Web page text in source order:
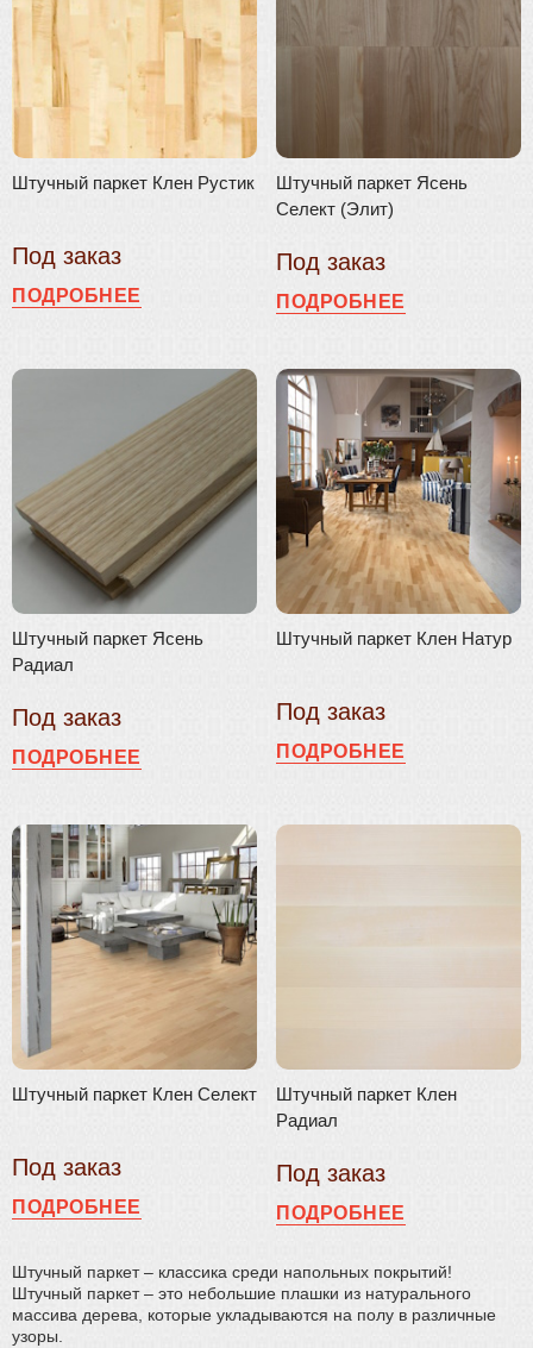
Штучный паркет Клен Рустик
Под заказ
ПОДРОБНЕЕ
Штучный паркет Ясень
Селект (Элит)
Под заказ
ПОДРОБНЕЕ
Штучный паркет Ясень
Радиал
Под заказ
ПОДРОБНЕЕ
Штучный паркет Клен Натур
Под заказ
ПОДРОБНЕЕ
Штучный паркет Клен Селект
Под заказ
ПОДРОБНЕЕ
Штучный паркет Клен
Радиал
Под заказ
ПОДРОБНЕЕ
Штучный паркет – классика среди напольных покрытий!
Штучный паркет – это небольшие плашки из натурального
массива дерева, которые укладываются на полу в различные
узоры.